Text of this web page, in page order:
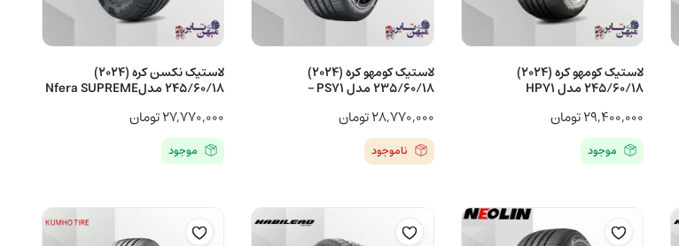
لاستیک کومهو کره (2024)
245/60/18 مدل HP71
۲۹,۴۰۰,۰۰۰تومان
موجود
لاستیک کومهو کره (2024)
235/60/18 مدل PS71 –
۲۸,۷۷۰,۰۰۰تومان
ناموجود
لاستیک نکسن کره (2024)
245/60/18 مدلNfera SUPREME
۲۷,۷۷۰,۰۰۰تومان
موجود